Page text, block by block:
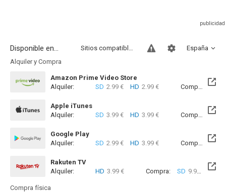
Disponible en... España
Sitios compatibles
Alquiler y Compra
Amazon Prime Video Store
Alquiler:
SD 2.99 € HD 2.99 € Compra: SD
Apple iTunes
Alquiler:
SD 3.99 € HD 3.99 € Compra: SD
Google Play
Alquiler:
SD 2.99 € HD 3.99 € Compra: SD
Rakuten TV
Alquiler:
HD 3.99 € Compra: SD 9.99 € HD
Compra física